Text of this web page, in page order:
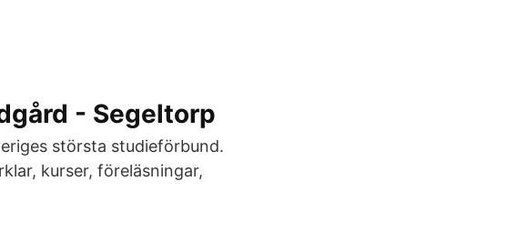
- Segeltorp
största studieförbund.
kurser, föreläsningar,